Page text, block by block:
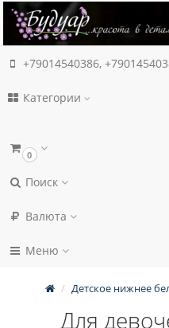
+79014540386,
Категории
0
Поиск
Валюта
Меню
Детское нижнее
Для